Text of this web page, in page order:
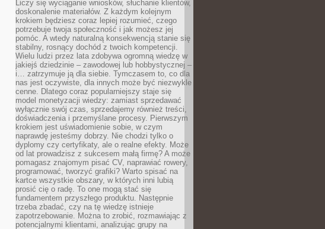
Liczy się wyciąganie wniosków, słuchanie klientów,
doskonalenie materiałów. Z każdym kolejnym
krokiem będziesz coraz lepiej rozumieć, czego
potrzebuje twoja społeczność i jak możesz jej
pomóc. A wtedy naturalną konsekwencją stanie się
stabilny, rosnący dochód z twoich kompetencji.
Wielu ludzi przez lata zdobywa ogromną wiedzę w
jakiejś dziedzinie – zawodowej lub hobbystycznej –
i… zatrzymuje ją dla siebie. Tymczasem to, co dla
nas jest oczywiste, dla innych może być niezwykle
cenne. Dlatego coraz popularniejszy staje się
model monetyzacji wiedzy: zamiast sprzedawać
wyłącznie swój czas, sprzedajemy również treści,
doświadczenia i przemyślane procesy. Pierwszym
krokiem jest uświadomienie sobie, w czym
naprawdę jesteśmy dobrzy. Nie chodzi tylko o
dyplomy czy certyfikaty, ale o realne efekty. Może
od lat prowadzisz z sukcesem małą firmę? A może
pomagasz znajomym pisać CV, naprawiać rowery,
programować, tworzyć grafiki? Warto spisać na
kartce wszystkie obszary, w których inni lubią
prosić cię o radę. To one mogą stać się
fundamentem przyszłego produktu. Następnie
trzeba zbadać, czy na tę wiedzę istnieje
zapotrzebowanie. Można to zrobić, rozmawiając z
potencjalnymi klientami, analizując grupy na